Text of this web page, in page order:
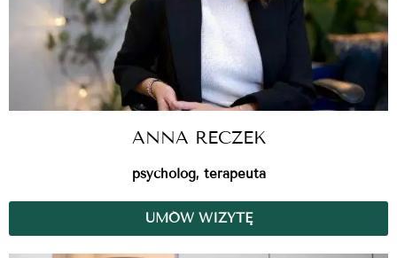
ANNA RECZEK
psycholog, terapeuta
UMÓW WIZYTĘ